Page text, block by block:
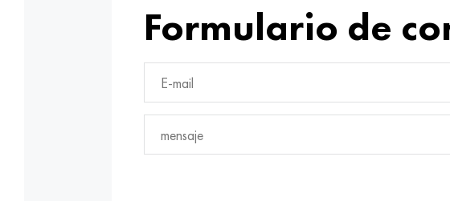
Formulario de